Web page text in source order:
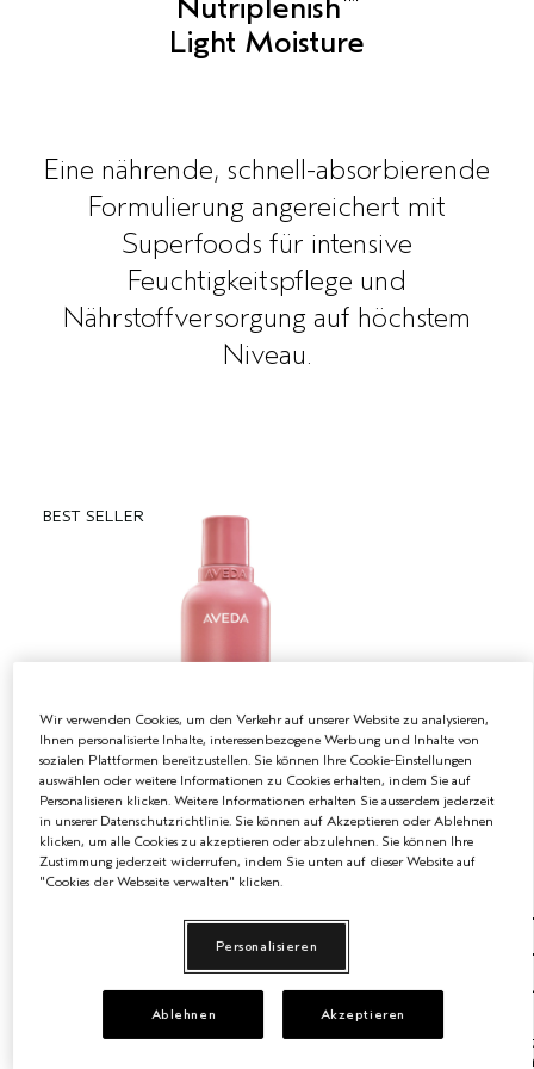
EMPFINDLICHE KOPFHAUT
PURE ABUNDANCE
Nutriplenish
Light Moisture
Eine nährende, schnell-absorbierende
Formulierung angereichert mit
Superfoods für intensive
Feuchtigkeitspflege und
Nährstoffversorgung auf höchstem
Niveau.
BEST SELLER
3 GRÖSSEN
NUTRIPLENISH™ SHAMPOO LIGHT
Die leichte Formel wirkt reinigend und
Die
Wir verwenden Cookies, um den Verkehr auf unserer Website zu analysieren,
Ihnen personalisierte Inhalte, interessenbezogene Werbung und Inhalte von
sozialen Plattformen bereitzustellen. Sie können Ihre Cookie-Einstellungen
auswählen oder weitere Informationen zu Cookies erhalten, indem Sie auf
Personalisieren klicken. Weitere Informationen erhalten Sie ausserdem jederzeit
in unserer Datenschutzrichtlinie. Sie können auf Akzeptieren oder Ablehnen
klicken, um alle Cookies zu akzeptieren oder abzulehnen. Sie können Ihre
Zustimmung jederzeit widerrufen, indem Sie unten auf dieser Website auf
"Cookies der Webseite verwalten" klicken.
Personalisieren
Ablehnen Akzeptieren